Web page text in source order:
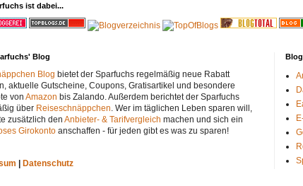
ist dabei...
Blog
Blog bietet der Sparfuchs regelmäßig neue Rabatt
aktuelle Gutscheine, Coupons, Gratisartikel und besondere
von Amazon bis Zalando. Außerdem berichtet der Sparfuchs
über Reiseschnäppchen. Wer im täglichen Leben sparen will,
zusätzlich den Anbieter- & Tarifvergleich machen und sich ein
Girokonto anschaffen - für jeden gibt es was zu sparen!
Datenschutz